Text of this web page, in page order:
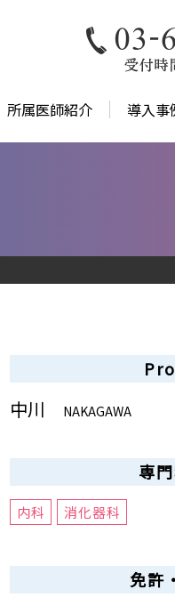
所属医師紹介 導入事
中川 NAKAGAWA
専
内科 消化器科
免許